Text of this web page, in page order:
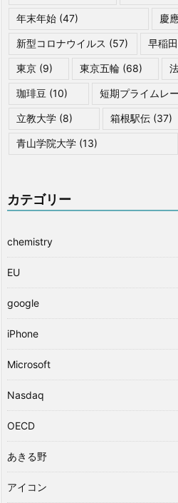
年末年始 (47) 慶
新型コロナウイルス (57) 早稲
東京 (9) 東京五輪 (68)
珈琲豆 (10) 短期プライムレ
立教大学 (8) 箱根駅伝 (37)
青山学院大学 (13)
カテゴリー
chemistry
EU
google
iPhone
Microsoft
Nasdaq
OECD
あきる野
アイコン